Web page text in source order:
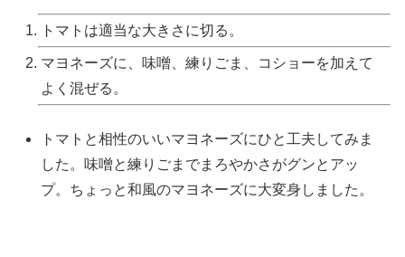
トマトは適当な大きさに切る。
マヨネーズに、味噌、練りごま、コショーを加えて
よく混ぜる。
トマトと相性のいいマヨネーズにひと工夫してみま
した。味噌と練りごまでまろやかさがグンとアッ
プ。ちょっと和風のマヨネーズに大変身しました。